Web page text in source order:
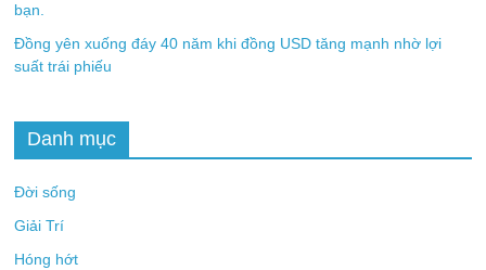
bạn.
Đồng yên xuống đáy 40 năm khi đồng USD tăng mạnh nhờ lợi
suất trái phiếu
Danh mục
Đời sống
Giải Trí
Hóng hớt